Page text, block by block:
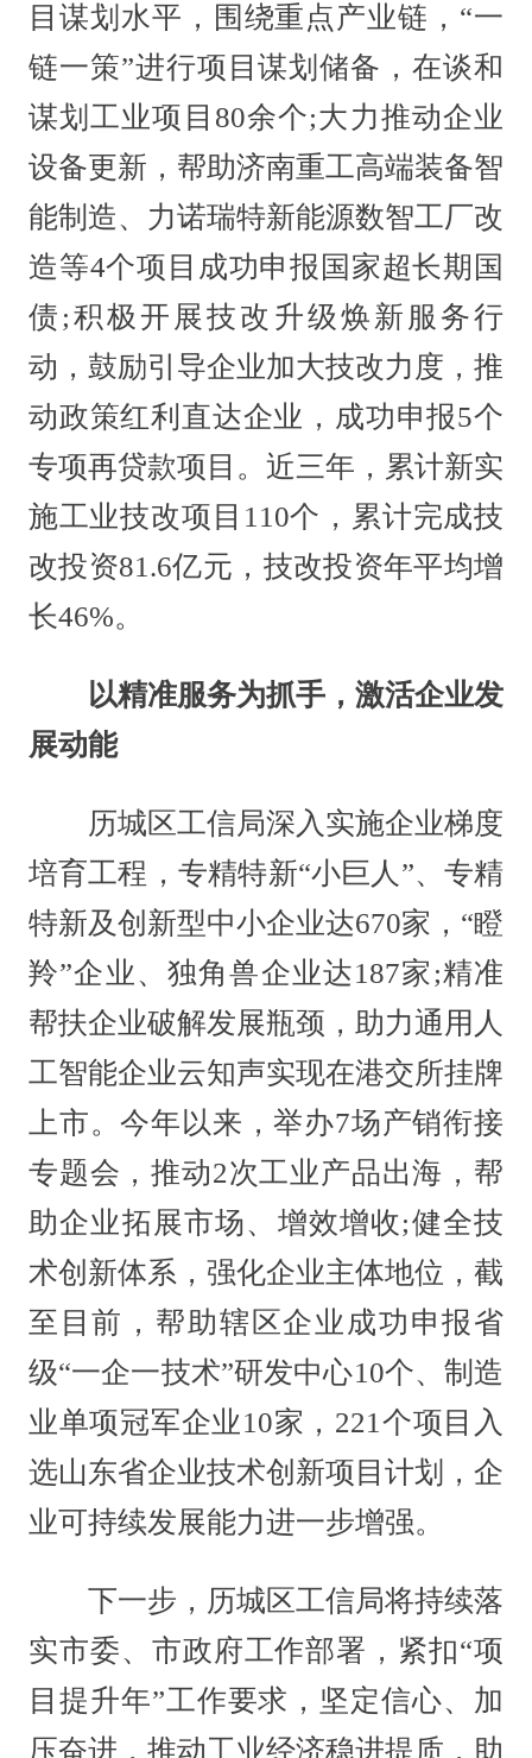
目谋划水平，围绕重点产业链，“一
链一策”进行项目谋划储备，在谈和
谋划工业项目80余个;大力推动企业
设备更新，帮助济南重工高端装备智
能制造、力诺瑞特新能源数智工厂改
造等4个项目成功申报国家超长期国
债;积极开展技改升级焕新服务行
动，鼓励引导企业加大技改力度，推
动政策红利直达企业，成功申报5个
专项再贷款项目。近三年，累计新实
施工业技改项目110个，累计完成技
改投资81.6亿元，技改投资年平均增
长46%。
以精准服务为抓手，激活企业发
展动能
历城区工信局深入实施企业梯度
培育工程，专精特新“小巨人”、专精
特新及创新型中小企业达670家，“瞪
羚”企业、独角兽企业达187家;精准
帮扶企业破解发展瓶颈，助力通用人
工智能企业云知声实现在港交所挂牌
上市。今年以来，举办7场产销衔接
专题会，推动2次工业产品出海，帮
助企业拓展市场、增效增收;健全技
术创新体系，强化企业主体地位，截
至目前，帮助辖区企业成功申报省
级“一企一技术”研发中心10个、制造
业单项冠军企业10家，221个项目入
选山东省企业技术创新项目计划，企
业可持续发展能力进一步增强。
下一步，历城区工信局将持续落
实市委、市政府工作部署，紧扣“项
目提升年”工作要求，坚定信心、加
压奋进，推动工业经济稳进提质，助